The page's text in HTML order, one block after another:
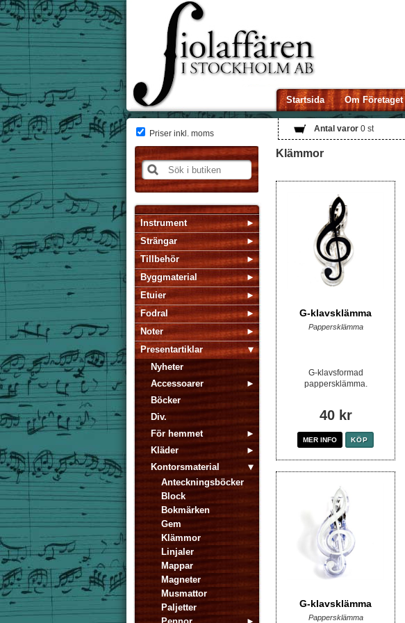
Startsida Om Företaget
Antal varor 0 st
Priser inkl. moms
Instrument
Strängar
Tillbehör
Byggmaterial
Etuier
Fodral
Noter
Presentartiklar
Nyheter
Accessoarer
Böcker
Div.
För hemmet
Kläder
Kontorsmaterial
Anteckningsböcker
Block
Bokmärken
Gem
Klämmor
Linjaler
Mappar
Magneter
Musmattor
Paljetter
Klämmor
G-klavsklämma
Pappersklämma
G-klavsformad
pappersklämma.
40 kr
MER INFO KÖP
G-klavsklämma
Pappersklämma